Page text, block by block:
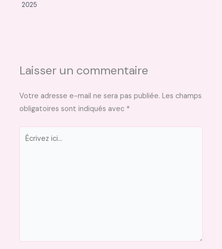
2025
Laisser un commentaire
Votre adresse e-mail ne sera pas publiée. Les champs
obligatoires sont indiqués avec *
Écrivez